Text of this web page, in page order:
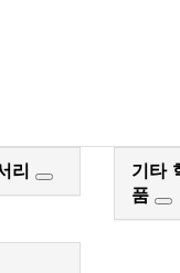
리
기타
품